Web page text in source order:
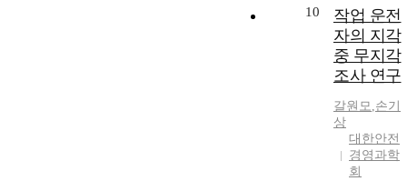
generated in
newly-built
schools(five
kindergarten
schools, two
primary
schools, three
middle
schools, one
high school)
10
작업 운전
자의 지각
중 무지각
조사 연구
갈원모,손기
상
대한안전
경영과학
회